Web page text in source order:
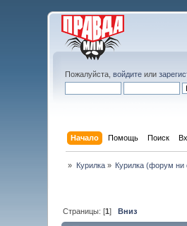
Пожалуйста,войдите или
Начало Помощь Поиск
» Курилка» Курилка (форум ни
Страницы: [1]Вниз